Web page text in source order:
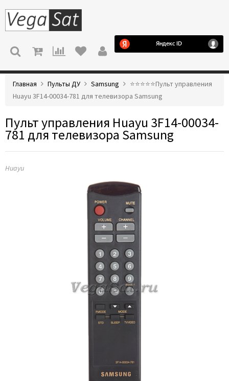
МЕНЮ
Главная Пульты ДУ Samsung
⭐️⭐️⭐️⭐️⭐️Пульт управления
Huayu 3F14-00034-781 для телевизора Samsung
Пульт управления Huayu 3F14-00034-
781 для телевизора Samsung
Huayu